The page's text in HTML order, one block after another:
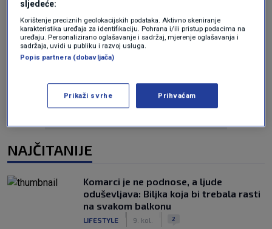
Oglas
NAJČITANIJE
Komarci je ne podnose, a ljude
oduševljava: Biljka koja bi trebala rasti
na svakom balkonu
LIFESTYLE 9. kol. 2
sljedeće:
Korištenje preciznih geolokacijskih podataka. Aktivno skeniranje
karakteristika uređaja za identifikaciju. Pohrana i/ili pristup podacima na
uređaju. Personalizirano oglašavanje i sadržaj, mjerenje oglašavanja i
sadržaja, uvidi u publiku i razvoj usluga.
Popis partnera (dobavljača)
Prikaži svrhe Prihvaćam